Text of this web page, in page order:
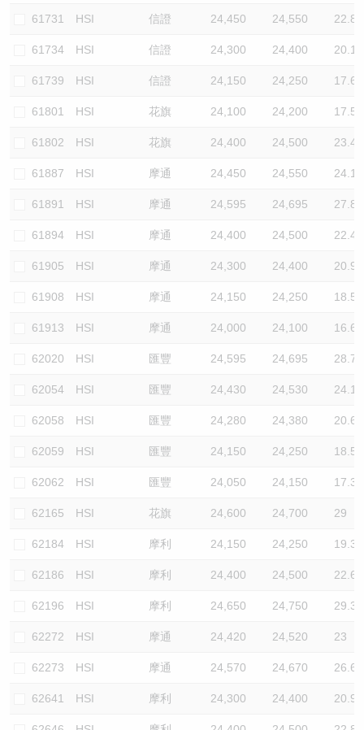
61731 HSI 信證 24,450 24,550 22.8
61734 HSI 信證 24,300 24,400 20.1
61739 HSI 信證 24,150 24,250 17.6
61801 HSI 花旗 24,100 24,200 17.5
61802 HSI 花旗 24,400 24,500 23.4
61887 HSI 摩通 24,450 24,550 24.1
61891 HSI 摩通 24,595 24,695 27.8
61894 HSI 摩通 24,400 24,500 22.4
61905 HSI 摩通 24,300 24,400 20.9
61908 HSI 摩通 24,150 24,250 18.5
61913 HSI 摩通 24,000 24,100 16.6
62020 HSI 匯豐 24,595 24,695 28.7
62054 HSI 匯豐 24,430 24,530 24.1
62058 HSI 匯豐 24,280 24,380 20.6
62059 HSI 匯豐 24,150 24,250 18.5
62062 HSI 匯豐 24,050 24,150 17.3
62165 HSI 花旗 24,600 24,700 29
62184 HSI 摩利 24,150 24,250 19.3
62186 HSI 摩利 24,400 24,500 22.6
62196 HSI 摩利 24,650 24,750 29.3
62272 HSI 摩通 24,420 24,520 23
62273 HSI 摩通 24,570 24,670 26.6
62641 HSI 摩利 24,300 24,400 20.9